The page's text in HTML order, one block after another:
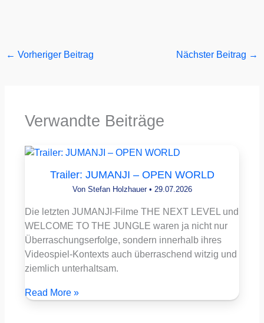
← Vorheriger Beitrag Nächster Beitrag →
Verwandte Beiträge
Trailer: JUMANJI – OPEN WORLD
Von Stefan Holzhauer • 29.07.2026
Die letzten JUMANJI-Filme THE NEXT LEVEL und
WELCOME TO THE JUNGLE waren ja nicht nur
Überraschungserfolge, sondern innerhalb ihres
Videospiel-Kontexts auch überraschend witzig und
ziemlich unterhaltsam.
Read More »